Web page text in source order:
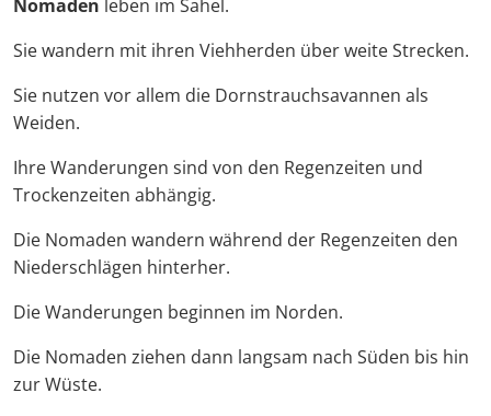
Nomaden leben im Sahel.
Sie wandern mit ihren Viehherden über weite Strecken.
Sie nutzen vor allem die Dornstrauchsavannen als
Weiden.
Ihre Wanderungen sind von den Regenzeiten und
Trockenzeiten abhängig.
Die Nomaden wandern während der Regenzeiten den
Niederschlägen hinterher.
Die Wanderungen beginnen im Norden.
Die Nomaden ziehen dann langsam nach Süden bis hin
zur Wüste.